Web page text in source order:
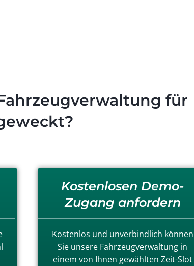
für
Kostenlosen Demo-
Zugang anfordern
Kostenlos und unverbindlich können
Sie unsere Fahrzeugverwaltung in
einem von Ihnen gewählten Zeit-Slot